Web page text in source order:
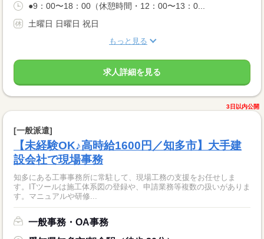
●9：00〜18：00（休憩時間・12：00〜13：0...
土曜日 日曜日 祝日
もっと見る
求人詳細を見る
3日以内公開
[一般派遣]
【未経験OK♪高時給1600円／知多市】大手建
設会社で現場事務
知多にある工事事務所に常駐して、現場工務の支援をお任せしま
す。ITツールは施工体系図の登録や、申請業務等複数の扱いがありま
す。マニュアルや研修...
一般事務・OA事務